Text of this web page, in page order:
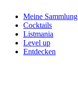
Meine Sammlung
Cocktails
Listmania
Level up
Entdecken